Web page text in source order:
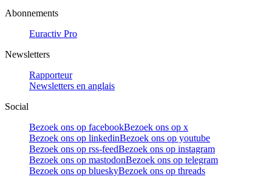
Abonnements
Euractiv Pro
Newsletters
Rapporteur
Newsletters en anglais
Social
Bezoek ons op facebookBezoek ons op x
Bezoek ons op linkedinBezoek ons op youtube
Bezoek ons op rss-feedBezoek ons op instagram
Bezoek ons op mastodonBezoek ons op telegram
Bezoek ons op blueskyBezoek ons op threads